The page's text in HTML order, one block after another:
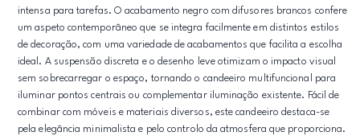
intensa para tarefas. O acabamento negro com difusores brancos confere
um aspeto contemporâneo que se integra facilmente em distintos estilos
de decoração, com uma variedade de acabamentos que facilita a escolha
ideal. A suspensão discreta e o desenho leve otimizam o impacto visual
sem sobrecarregar o espaço, tornando o candeeiro multifuncional para
iluminar pontos centrais ou complementar iluminação existente. Fácil de
combinar com móveis e materiais diversos, este candeeiro destaca-se
pela elegância minimalista e pelo controlo da atmosfera que proporciona.